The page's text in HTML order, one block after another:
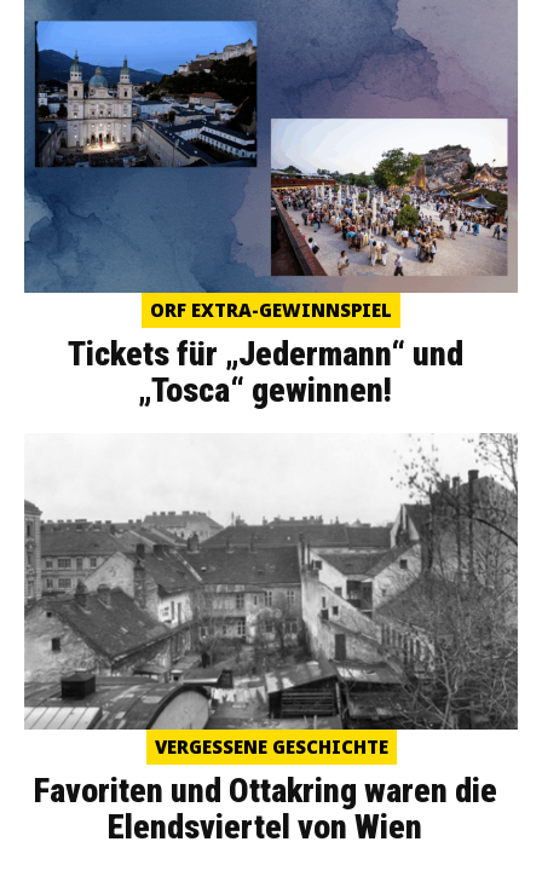
ORF EXTRA-GEWINNSPIEL
Tickets für „Jedermann“ und
„Tosca“ gewinnen!
VERGESSENE GESCHICHTE
Favoriten und Ottakring waren die
Elendsviertel von Wien